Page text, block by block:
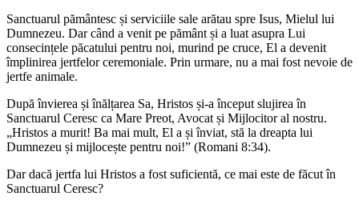
Sanctuarul pământesc și serviciile sale arătau spre Isus, Mielul lui
Dumnezeu. Dar când a venit pe pământ și a luat asupra Lui
consecințele păcatului pentru noi, murind pe cruce, El a devenit
împlinirea jertfelor ceremoniale. Prin urmare, nu a mai fost nevoie de
jertfe animale.
După învierea și înălțarea Sa, Hristos și-a început slujirea în
Sanctuarul Ceresc ca Mare Preot, Avocat și Mijlocitor al nostru.
„Hristos a murit! Ba mai mult, El a și înviat, stă la dreapta lui
Dumnezeu și mijlocește pentru noi!” (Romani 8:34).
Dar dacă jertfa lui Hristos a fost suficientă, ce mai este de făcut în
Sanctuarul Ceresc?